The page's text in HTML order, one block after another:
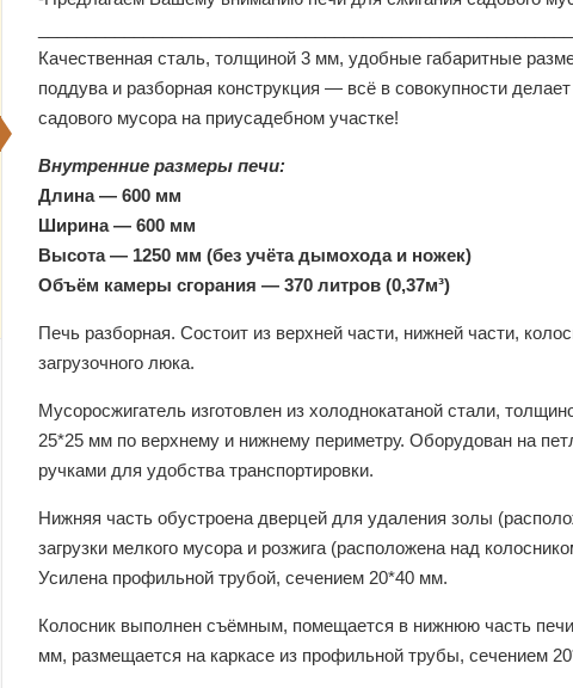
Качественная сталь, толщиной 3 мм, удобные габаритные
поддува и разборная конструкция — всё в совокупности
садового мусора на приусадебном участке!
Внутренние размеры печи:
Длина — 600 мм
Ширина — 600 мм
Высота — 1250 мм (без учёта дымохода и ножек)
Объём камеры сгорания — 370 литров (0,37м³)
Печь разборная. Состоит из верхней части, нижней части,
загрузочного люка.
Мусоросжигатель изготовлен из холоднокатаной стали,
25*25 мм по верхнему и нижнему периметру. Оборудован на
ручками для удобства транспортировки.
Нижняя часть обустроена дверцей для удаления золы
загрузки мелкого мусора и розжига (расположена над
Усилена профильной трубой, сечением 20*40 мм.
Колосник выполнен съёмным, помещается в нижнюю часть
мм, размещается на каркасе из профильной трубы, сечением